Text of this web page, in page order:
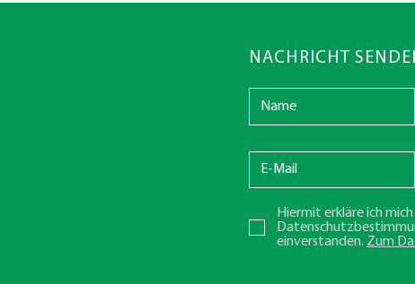
NACHRICHT
Hiermit erkläre ich
einverstanden. Zum